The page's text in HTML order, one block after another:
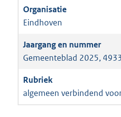
Eindhoven
Gemeenteblad 2025,
algemeen verbindend